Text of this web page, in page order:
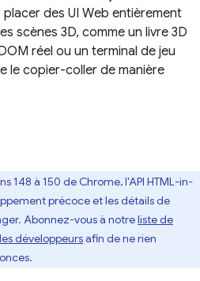
des UI Web entièrement
scènes 3D, comme un livre 3D
réel ou un terminal de jeu
le copier-coller de manière
148 à 150 de Chrome, l'API HTML-in-
précoce et les détails de
Abonnez-vous à notreliste de
développeursafin de ne rien